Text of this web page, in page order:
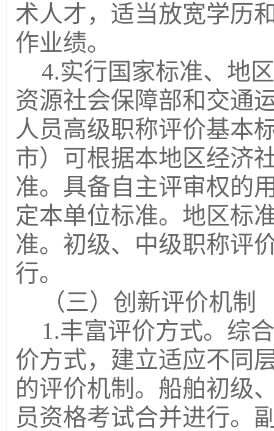
术人才，适当放宽学历
作业绩。
4.实行国家标准、地
资源社会保障部和交通
人员高级职称评价基本
市）可根据本地区经济
准。具备自主评审权的
定本单位标准。地区标
准。初级、中级职称评
行。
（三）创新评价机制
1.丰富评价方式。综
价方式，建立适应不同
的评价机制。船舶初级
员资格考试合并进行。